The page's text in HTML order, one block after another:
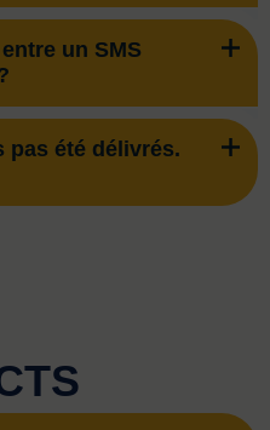
un SMS
pas été délivrés.